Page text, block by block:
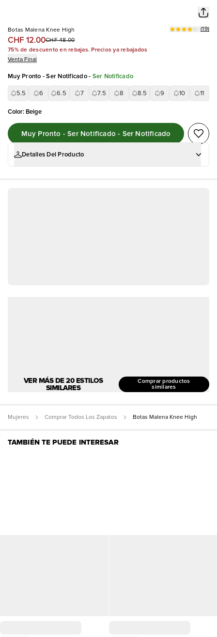
Botas Malena Knee High
CHF 12.00CHF 48.00
(19)
75% de descuento en rebajas. Precios ya rebajados
Venta Final
Muy Pronto - Ser Notificado- Ser Notificado
5.5 6 6.5 7 7.5 8 8.5 9 10 11
Color: Beige
Muy Pronto - Ser Notificado - Ser Notificado
Detalles Del Producto
VER MÁS DE 20 ESTILOS
SIMILARES
Comprar productos
similares
Mujeres Comprar Todos Los Zapatos Botas Malena Knee High
TAMBIÉN TE PUEDE INTERESAR